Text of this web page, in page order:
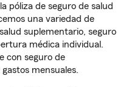
póliza de seguro de salud
una variedad de
suplementario, seguro
médica individual.
con seguro de
mensuales.